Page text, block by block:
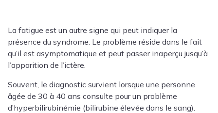
La fatigue est un autre signe qui peut indiquer la
présence du syndrome. Le problème réside dans le fait
qu’il est asymptomatique et peut passer inaperçu jusqu’à
l’apparition de l’ictère.
Souvent, le diagnostic survient lorsque une personne
âgée de 30 à 40 ans consulte pour un problème
d’hyperbilirubinémie (bilirubine élevée dans le sang).